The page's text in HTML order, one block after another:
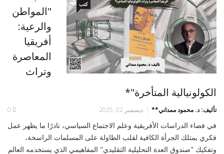
كتب
"المواطن
والرعية:
أفريقيا
المعاصرة
وتراث
الكولونيالية المتأخرة"*
تأليف: د. محمود ممداني** ديسمبر 02, 2025 0
في فضاء الدراسات الأفريقية وعلم الاجتماع السياسي، نادرًا ما يظهر عمل
فكري يمتلك الجرأة الكافية لقلب الطاولة على المسلمات الراسخة،
وتفكيك "صندوق العدة التحليلية التقليدي" المفاهيمي الذي يستخدمه العالم